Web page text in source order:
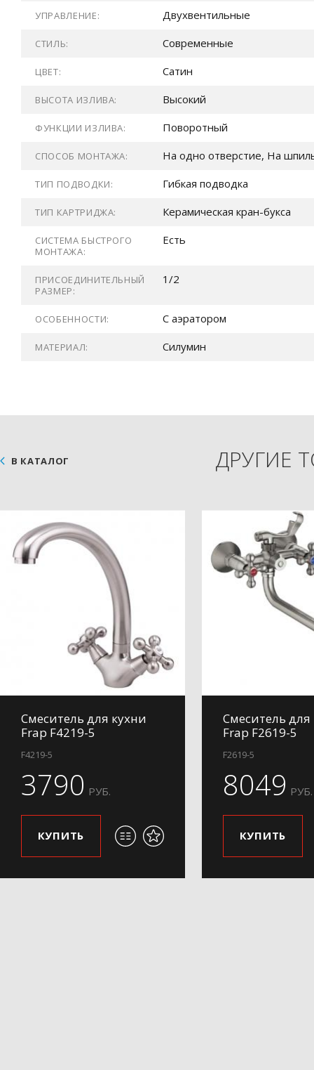
УПРАВЛЕНИЕ: Двухвентильные
СТИЛЬ: Современные
ЦВЕТ: Сатин
ВЫСОТА ИЗЛИВА: Высокий
ФУНКЦИИ ИЗЛИВА: Поворотный
СПОСОБ МОНТАЖА: На одно отверстие, На
ТИП ПОДВОДКИ: Гибкая подводка
ТИП КАРТРИДЖА: Керамическая кран-букса
СИСТЕМА БЫСТРОГО
МОНТАЖА:
Есть
ПРИСОЕДИНИТЕЛЬНЫЙ
РАЗМЕР:
1/2
ОСОБЕННОСТИ: С аэратором
МАТЕРИАЛ: Силумин
ДРУГИЕ
В КАТАЛОГ
Смеситель для кухни
Frap F4219-5
F4219-5
3790 РУБ.
КУПИТЬ
Смеситель
Frap F2619-5
F2619-5
8049 РУБ.
КУПИТЬ